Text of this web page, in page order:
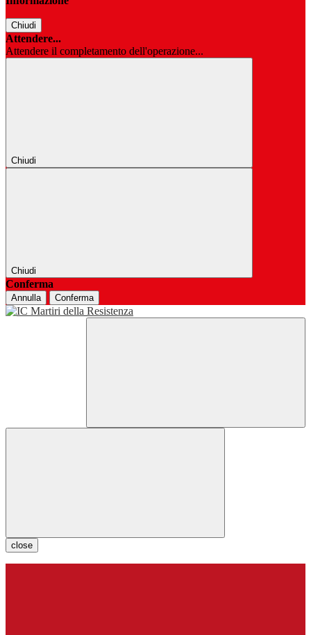
Chiudi
Attendere...
Attendere il completamento dell'operazione...
Chiudi
Chiudi
Conferma
Annulla Conferma
close